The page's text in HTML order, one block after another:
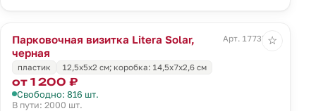
Парковочная визитка Litera Solar,
черная
Арт. 17737.30
пластик 12,5х5х2 см; коробка: 14,5х7х2,6 см
от 1 200 ₽
Свободно: 816 шт.
В пути: 2000 шт.
☆